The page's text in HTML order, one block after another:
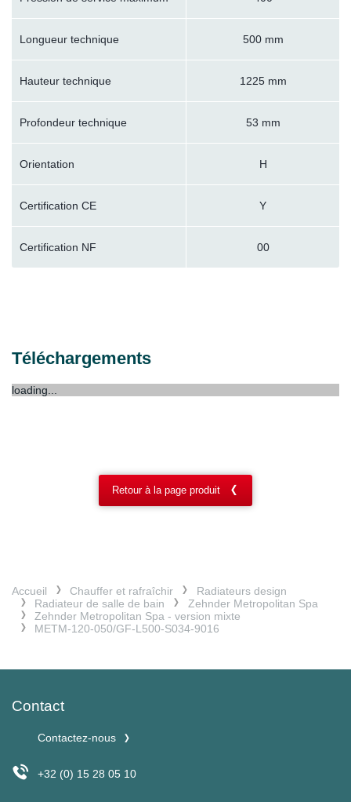
Longueur technique 500 mm
Hauteur technique 1225 mm
Profondeur technique 53 mm
Orientation H
Certification CE Y
Certification NF 00
Téléchargements
loading...
Retour à la page produit
Accueil Chauffer et rafraîchir
Radiateurs design
Radiateur de salle de bain
Zehnder Metropolitan Spa
Zehnder Metropolitan Spa - version mixte
METM-120-050/GF-L500-S034-9016
Contact
Contactez-nous
+32 (0) 15 28 05 10